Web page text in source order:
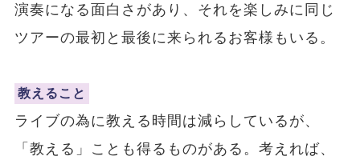
演奏になる面白さがあり、それを楽しみに同じ
ツアーの最初と最後に来られるお客様もいる。
教えること
ライブの為に教える時間は減らしているが、
「教える」ことも得るものがある。考えれば、